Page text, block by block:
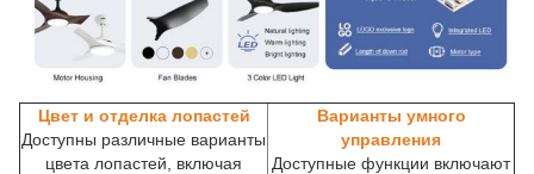
Цвет и отделка лопастей
Доступны различные варианты
цвета лопастей, включая
Варианты умного
управления
Доступные функции включают